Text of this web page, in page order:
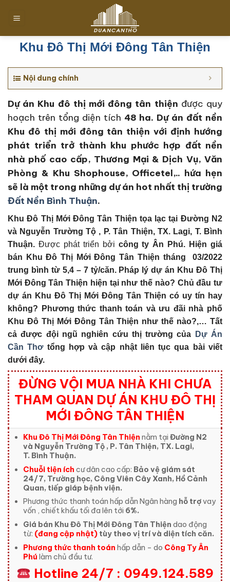
đến
Khu Đô Thị Mới Đông Tân Thiện
Nội dung chính
Dự án Khu đô thị mới đông tân thiện được quy
hoạch trên tổng diện tích 48 ha. Dự án đất nền
Khu đô thị mới đông tân thiện với định hướng
phát triển trở thành khu phước hợp đất nền
nhà phố cao cấp, Thương Mại & Dịch Vụ, Văn
Phòng & Khu Shophouse, Officetel,.. hứa hẹn
sẽ là một trong những dự án hot nhất thị trường
Đất Nền Bình Thuận.
Khu Đô Thị Mới Đông Tân Thiện tọa lạc tại Đường N2
và Nguyễn Trường Tộ , P. Tân Thiện, TX. Lagi, T. Bình
Thuận. Được phát triển bởi công ty Ân Phú. Hiện giá
bán Khu Đô Thị Mới Đông Tân Thiện tháng 03/2022
trung bình từ 5,4 – 7 tỷ/căn. Pháp lý dự án Khu Đô Thị
Mới Đông Tân Thiện hiện tại như thế nào? Chủ đầu tư
dự án Khu Đô Thị Mới Đông Tân Thiện có uy tín hay
không?
Phương thức thanh toán và ưu đãi nhà phố
Khu Đô Thị Mới Đông Tân Thiện như thế nào?,… Tất
cả được đội ngũ nghiên cứu thị trường của Dự Án
Cần Thơtổng hợp và cập nhật liên tục qua bài viết
dưới đây.
ĐỪNG VỘI MUA NHÀ KHI CHƯA
THAM QUAN DỰ ÁN KHU ĐÔ THỊ
MỚI ĐÔNG TÂN THIỆN
Khu Đô Thị Mới Đông Tân Thiện nằm tại Đường N2
và Nguyễn Trường Tộ , P. Tân Thiện, TX. Lagi,
T. Bình Thuận.
Chuỗi tiện ích cư dân cao cấp: Bảo vệ giám sát
24/7, Trường học, Công Viên Cây Xanh, Hồ Cảnh
Quan, tiếp giáp bệnh viện.
Phương thức thanh toán hấp dẫn Ngân hàng hỗ trợvay
vốn , chiết khấu tối đa lên tới 6%.
Giá bán Khu Đô Thị Mới Đông Tân Thiện dao động
từ: (đang cập nhật)tùy theo vị trí và diện tích căn.
Phương thức thanh toán hấp dẫn – do Công Ty Ân
Phú làm chủ đầu tư.
Hotline 24/7 : 0949.124.589